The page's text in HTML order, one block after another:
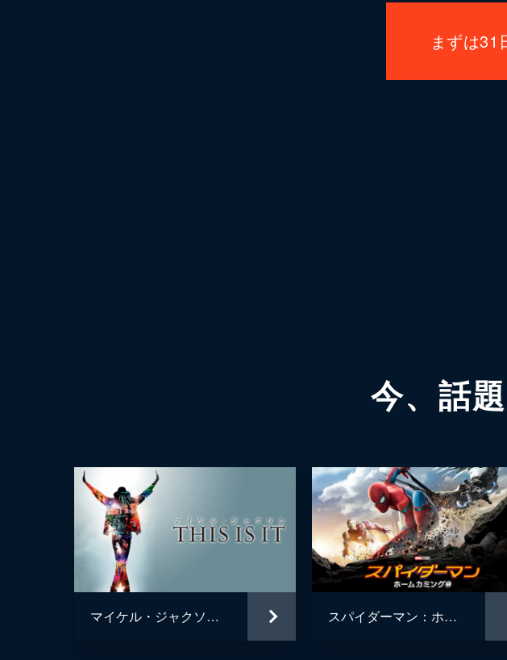
まずは31
今、話
マイケル・ジャクソン THIS IS IT スパイダーマン：ホームカミング